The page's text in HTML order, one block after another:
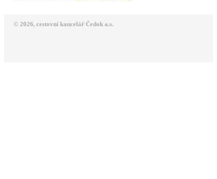
© 2026, cestovní kancelář Čedok a.s.